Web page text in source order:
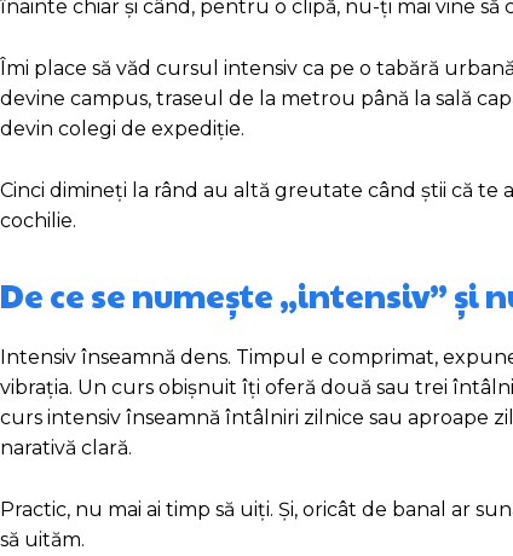
înainte chiar și când, pentru o clipă, nu-ți mai vine să
Îmi place să văd cursul intensiv ca pe o tabără
devine campus, traseul de la metrou până la sală
devin colegi de expediție.
Cinci dimineți la rând au altă greutate când știi că te
cochilie.
De ce se numește „intensiv” și
Intensiv înseamnă dens. Timpul e comprimat,
vibrația. Un curs obișnuit îți oferă două sau trei
curs intensiv înseamnă întâlniri zilnice sau aproape
narativă clară.
Practic, nu mai ai timp să uiți. Și, oricât de banal ar
să uităm.